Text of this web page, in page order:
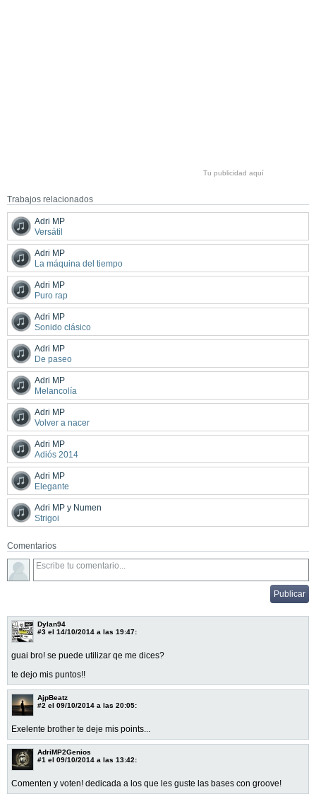
Tu publicidad aquí
Trabajos relacionados
Adri MP
Versátil
Adri MP
La máquina del tiempo
Adri MP
Puro rap
Adri MP
Sonido clásico
Adri MP
De paseo
Adri MP
Melancolía
Adri MP
Volver a nacer
Adri MP
Adiós 2014
Adri MP
Elegante
Adri MP y Numen
Strigoi
Comentarios
Dylan94
#3 el 14/10/2014 a las 19:47:
guai bro! se puede utilizar qe me dices?
te dejo mis puntos!!
AjpBeatz
#2 el 09/10/2014 a las 20:05:
Exelente brother te deje mis points...
AdriMP2Genios
#1 el 09/10/2014 a las 13:42:
Comenten y voten! dedicada a los que les guste las bases con groove!